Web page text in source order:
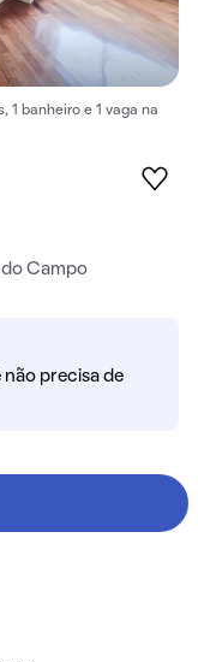
1 banheiro e 1 vaga na
do Campo
precisa de